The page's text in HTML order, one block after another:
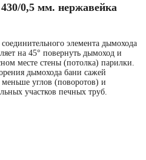
0,5 мм. нержавейка
элемента дымохода
на 45° повернуть дымоход и
месте стены (потолка) парилки.
дымохода бани сажей
меньше углов (поворотов) и
участков печных труб.